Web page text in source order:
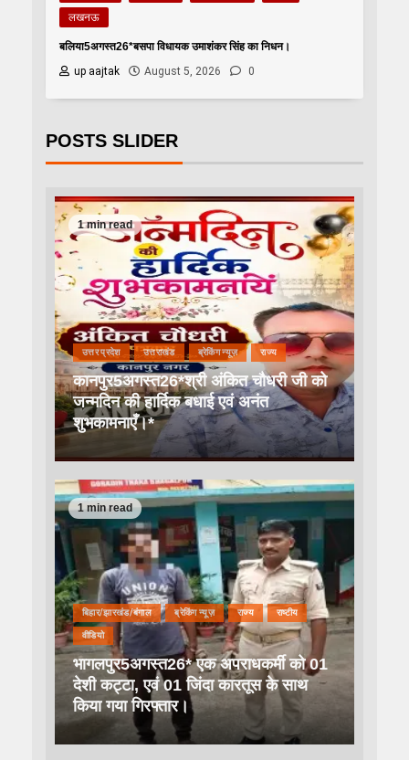
लखनऊ
बलिया5अगस्त26*बसपा विधायक उमाशंकर सिंह का निधन।
up aajtak
August 5, 2026 0
POSTS SLIDER
1 min read
उत्तर प्रदेश उत्तराखंड ब्रेकिंग न्यूज़ राज्य
कानपुर5अगस्त26*श्री अंकित चौधरी जी को
जन्मदिन की हार्दिक बधाई एवं अनंत
शुभकामनाएँ।*
1 min read
बिहार/झारखंड/बंगाल ब्रेकिंग न्यूज़ राज्य राष्टीय
वीडियो
भागलपुर5अगस्त26* एक अपराधकर्मी को 01
देशी कट्टा, एवं 01 जिंदा कारतूस के साथ
किया गया गिरफ्तार।